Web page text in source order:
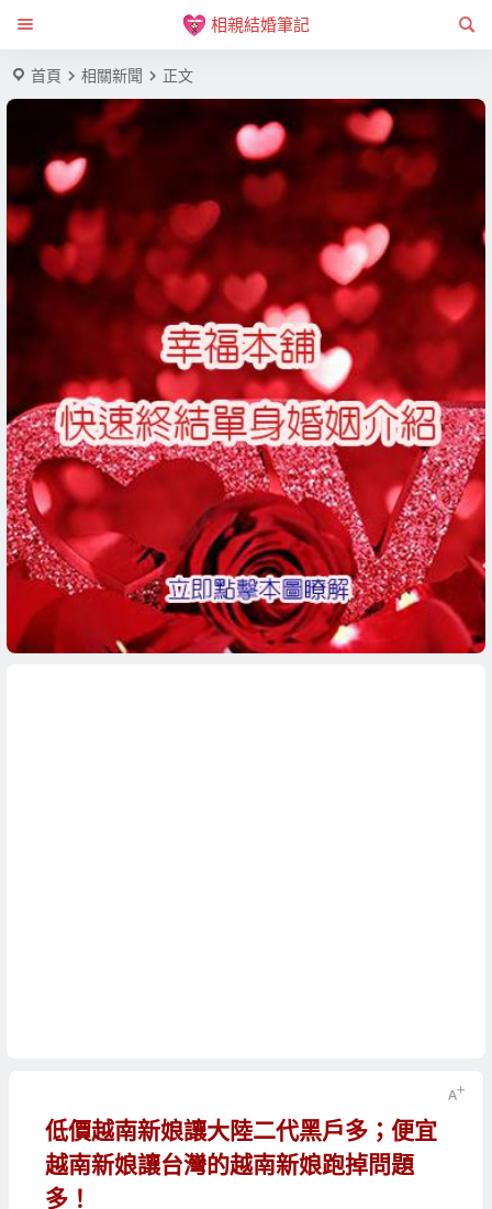
相親結婚筆記
首頁 相關新聞 正文
低價越南新娘讓大陸二代黑戶多；便宜
越南新娘讓台灣的越南新娘跑掉問題
多！